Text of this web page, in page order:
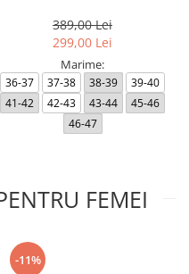
389,00 Lei
299,00 Lei
Marime:
36-37 37-38 38-39
39-40
41-42
42-43 43-44
45-46
46-47
FEMEI
-11%